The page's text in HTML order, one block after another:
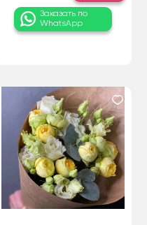
Заказать по
WhatsApp